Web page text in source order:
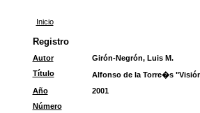
Inicio
Registro
Autor
Girón-Negrón, Luis M.
Título
Alfonso de la Torre�s
Año 2001
Número